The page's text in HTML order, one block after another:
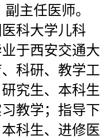
主任医师。
科大学儿科
于西安交通大
科研、教学工
究生、本科生
教学；指导下
科生、进修医